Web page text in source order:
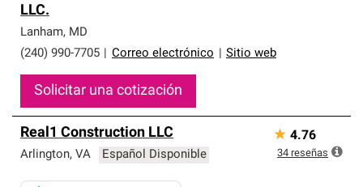
LLC.
Lanham, MD
(240) 990-7705
Correo electrónico Sitio web
Solicitar una cotización
Real1 Construction LLC
Arlington, VA Español Disponible
★ 4.76
34 reseñas